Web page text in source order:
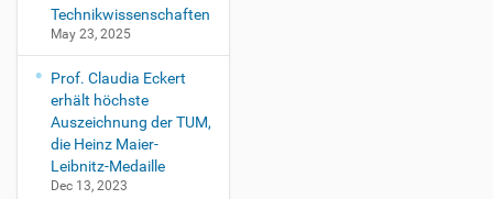
Technikwissenschaften
May 23, 2025
Prof. Claudia Eckert
erhält höchste
Auszeichnung der TUM,
die Heinz Maier-
Leibnitz-Medaille
Dec 13, 2023